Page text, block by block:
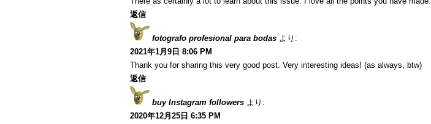
返信
fotografo profesional para bodas より:
2021年1月9日 8:06 PM
Thank you for sharing this very good post. Very interesting ideas! (as always, btw)
返信
buy Instagram followers より:
2020年12月25日 6:35 PM